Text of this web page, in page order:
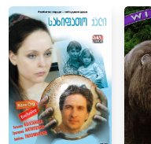
2009